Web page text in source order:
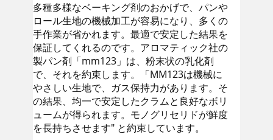
多種多様なベーキング剤のおかげで、パンや
ロール生地の機械加工が容易になり、多くの
手作業が省かれます。最適で安定した結果を
保証してくれるのです。アロマティック社の
製パン剤「mm123」は、粉末状の乳化剤
で、それを約束します。「MM123は機械に
やさしい生地で、ガス保持力があります。そ
の結果、均一で安定したクラムと良好なボリ
ュームが得られます。モノグリセリドが鮮度
を長持ちさせます" と約束しています。